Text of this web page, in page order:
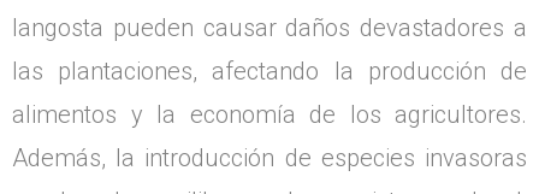
langosta pueden causar daños devastadores a
las plantaciones, afectando la producción de
alimentos y la economía de los agricultores.
Además, la introducción de especies invasoras